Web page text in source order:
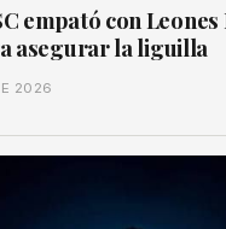
empató con Leones
asegurar la liguilla
2026